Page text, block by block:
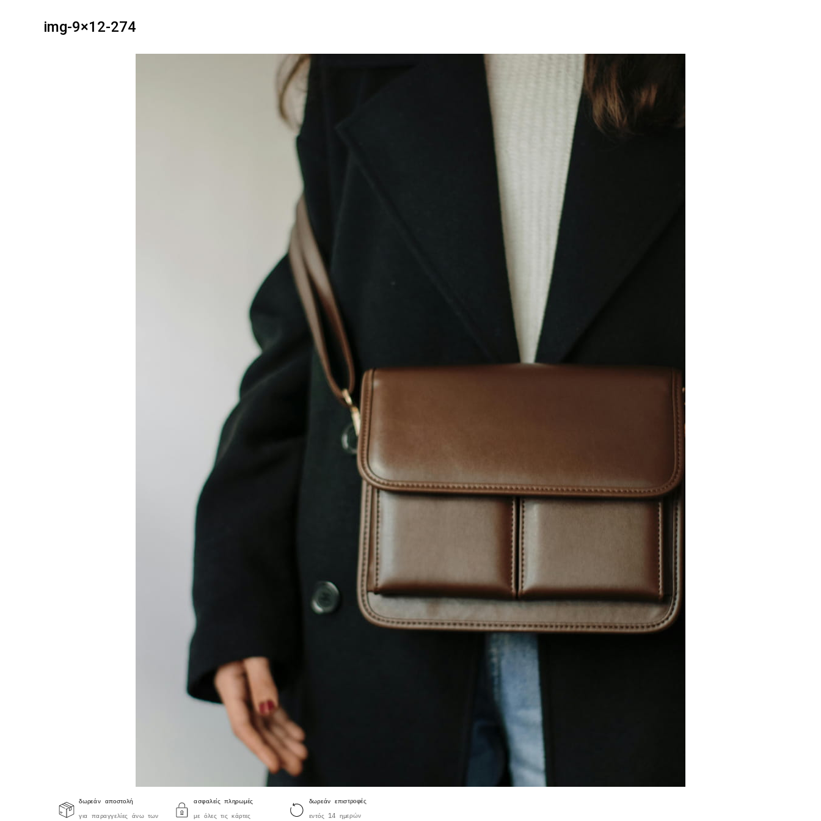
img-9×12-274
δωρεάν αποστολή
για παραγγελίες άνω των
ασφαλείς πληρωμές
με όλες τις κάρτες
δωρεάν επιστροφές
εντός 14 ημερών